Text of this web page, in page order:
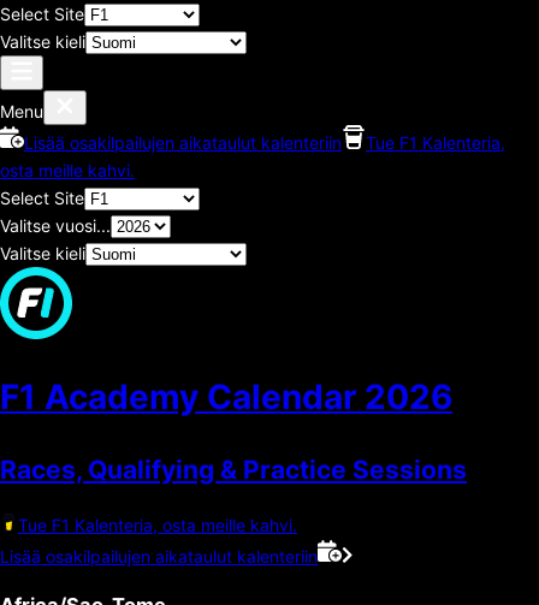
Select Site
Valitse kieli
Menu
Lisää osakilpailujen aikataulut kalenteriin
Tue F1 Kalenteria,
osta meille kahvi.
Select Site
Valitse vuosi...
Valitse kieli
F1 Academy Calendar 2026
Races, Qualifying & Practice Sessions
Tue F1 Kalenteria, osta meille kahvi.
Lisää osakilpailujen aikataulut kalenteriin